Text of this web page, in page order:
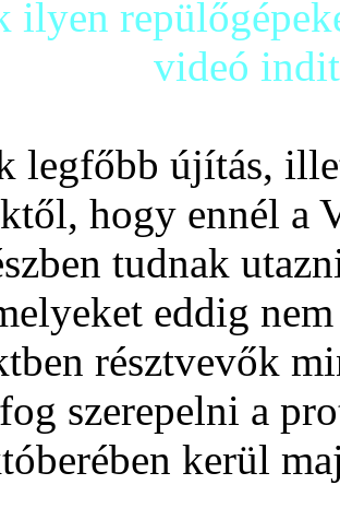
ilyen
videó
legfőbb újítás,
hogy ennél a
tudnak
eddig
résztvevők
szerepelni a
kerül